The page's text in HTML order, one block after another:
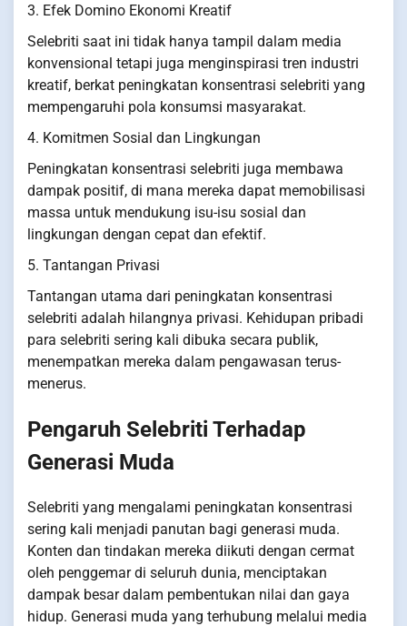
3. Efek Domino Ekonomi Kreatif
Selebriti saat ini tidak hanya tampil dalam media
konvensional tetapi juga menginspirasi tren industri
kreatif, berkat peningkatan konsentrasi selebriti yang
mempengaruhi pola konsumsi masyarakat.
4. Komitmen Sosial dan Lingkungan
Peningkatan konsentrasi selebriti juga membawa
dampak positif, di mana mereka dapat memobilisasi
massa untuk mendukung isu-isu sosial dan
lingkungan dengan cepat dan efektif.
5. Tantangan Privasi
Tantangan utama dari peningkatan konsentrasi
selebriti adalah hilangnya privasi. Kehidupan pribadi
para selebriti sering kali dibuka secara publik,
menempatkan mereka dalam pengawasan terus-
menerus.
Pengaruh Selebriti Terhadap
Generasi Muda
Selebriti yang mengalami peningkatan konsentrasi
sering kali menjadi panutan bagi generasi muda.
Konten dan tindakan mereka diikuti dengan cermat
oleh penggemar di seluruh dunia, menciptakan
dampak besar dalam pembentukan nilai dan gaya
hidup. Generasi muda yang terhubung melalui media